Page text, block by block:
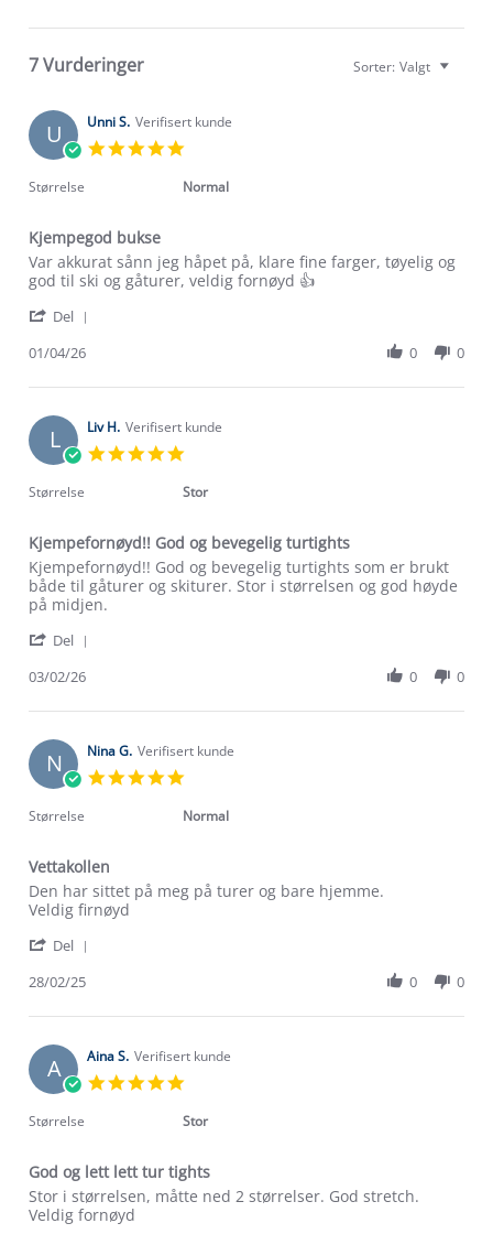
7 Vurderinger Sorter: Valgt
U Unni S. Verifisert kunde
rating
Størrelse Normal
Kjempegod bukse
Review
by
S.
1
2026
review
stating
bukse
Var akkurat sånn jeg håpet på, klare fine farger, tøyelig og
god til ski og gåturer, veldig fornøyd 👍
Del
Unni
on
1
Apr
01/04/26 0 0
L Liv H. Verifisert kunde
rating
Størrelse Stor
Kjempefornøyd!! God og bevegelig turtights
Review
by
Liv
on
Feb
review
stating
Kjempefornøyd!!
og
turtights
Kjempefornøyd!! God og bevegelig turtights som er brukt
både til gåturer og skiturer. Stor i størrelsen og god høyde
på midjen.
Del
Liv
on
3
Feb
03/02/26 0 0
N Nina G. Verifisert kunde
rating
Størrelse Normal
Vettakollen
Review
by
G.
28
2025
review
stating
Den har sittet på meg på turer og bare hjemme.
Veldig firnøyd
Del
Nina
on
28
Feb
28/02/25 0 0
A Aina S. Verifisert kunde
rating
Størrelse Stor
God og lett lett tur tights
Review
by
review
stating
Stor i størrelsen, måtte ned 2 størrelser. God stretch.
Veldig fornøyd